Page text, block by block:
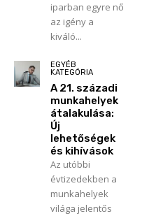
iparban egyre nő
az igény a
kiváló...
EGYÉB
KATEGÓRIA
A 21. századi
munkahelyek
átalakulása:
Új
lehetőségek
és kihívások
Az utóbbi
évtizedekben a
munkahelyek
világa jelentős